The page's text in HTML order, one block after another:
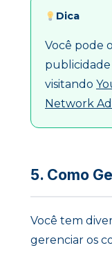
Dica
Você pode
publicidade
visitando
Network
5. Como
Você tem
gerenciar os